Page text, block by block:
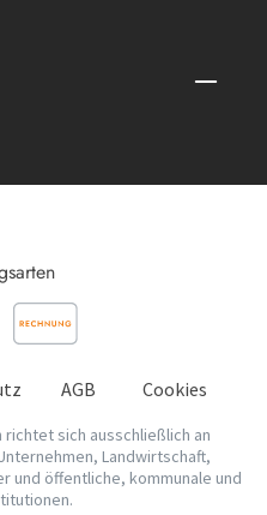
AGB Cookies
sich ausschließlich an
Landwirtschaft,
und öffentliche, kommunale und